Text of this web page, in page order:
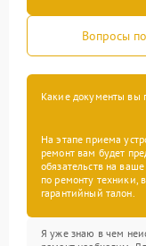
Вопросы
Какие документы вы
На этапе приема
ремонт вам будет
обязательств на
по ремонту техники,
гарантийный талон.
Я уже знаю в чем